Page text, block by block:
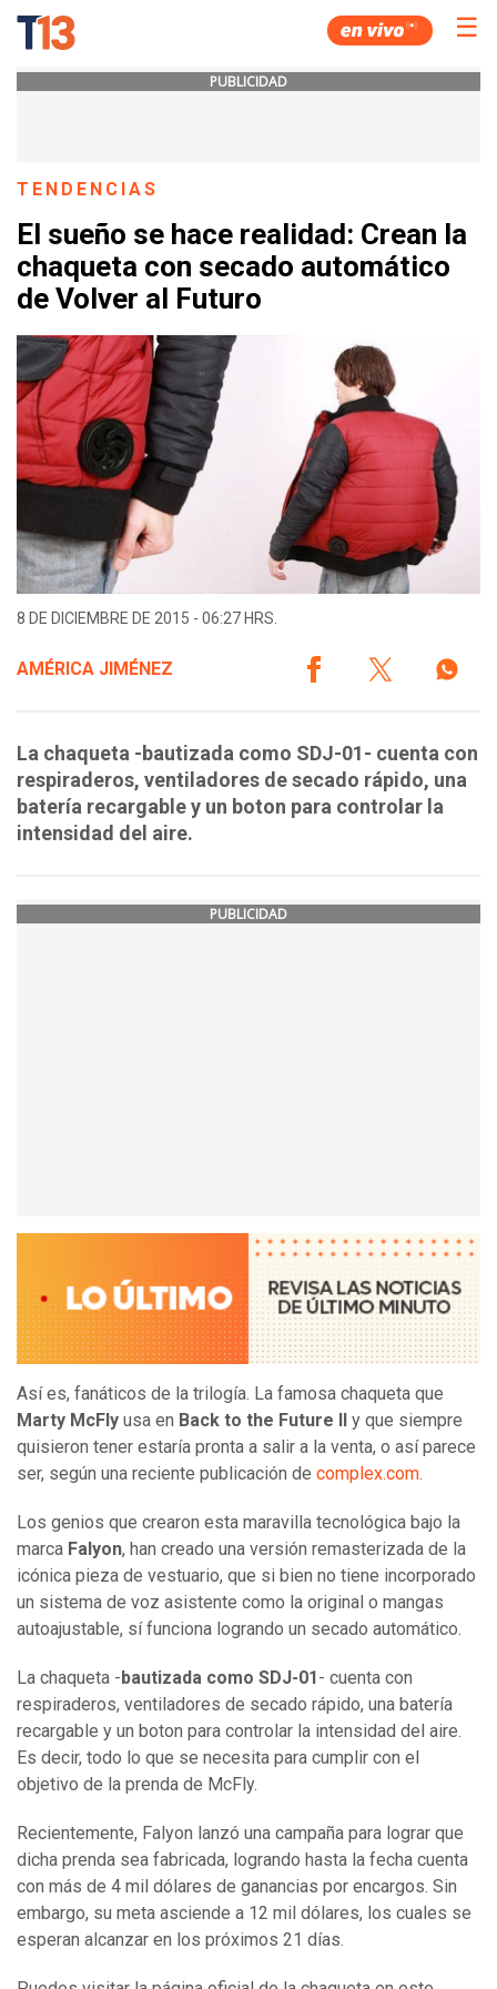
☰
PUBLICIDAD
TENDENCIAS
El sueño se hace realidad: Crean la
chaqueta con secado automático
de Volver al Futuro
8 DE DICIEMBRE DE 2015 - 06:27 HRS.
AMÉRICA JIMÉNEZ
La chaqueta -bautizada como SDJ-01- cuenta con
respiraderos, ventiladores de secado rápido, una
batería recargable y un boton para controlar la
intensidad del aire.
PUBLICIDAD
Así es, fanáticos de la trilogía. La famosa chaqueta que
Marty McFly usa en Back to the Future II y que siempre
quisieron tener estaría pronta a salir a la venta, o así parece
ser, según una reciente publicación de complex.com.
Los genios que crearon esta maravilla tecnológica bajo la
marca Falyon, han creado una versión remasterizada de la
icónica pieza de vestuario, que si bien no tiene incorporado
un sistema de voz asistente como la original o mangas
autoajustable, sí funciona logrando un secado automático.
La chaqueta - bautizada como SDJ-01 - cuenta con
respiraderos, ventiladores de secado rápido, una batería
recargable y un boton para controlar la intensidad del aire.
Es decir, todo lo que se necesita para cumplir con el
objetivo de la prenda de McFly.
Recientemente, Falyon lanzó una campaña para lograr que
dicha prenda sea fabricada, logrando hasta la fecha cuenta
con más de 4 mil dólares de ganancias por encargos. Sin
embargo, su meta asciende a 12 mil dólares, los cuales se
esperan alcanzar en los próximos 21 días.